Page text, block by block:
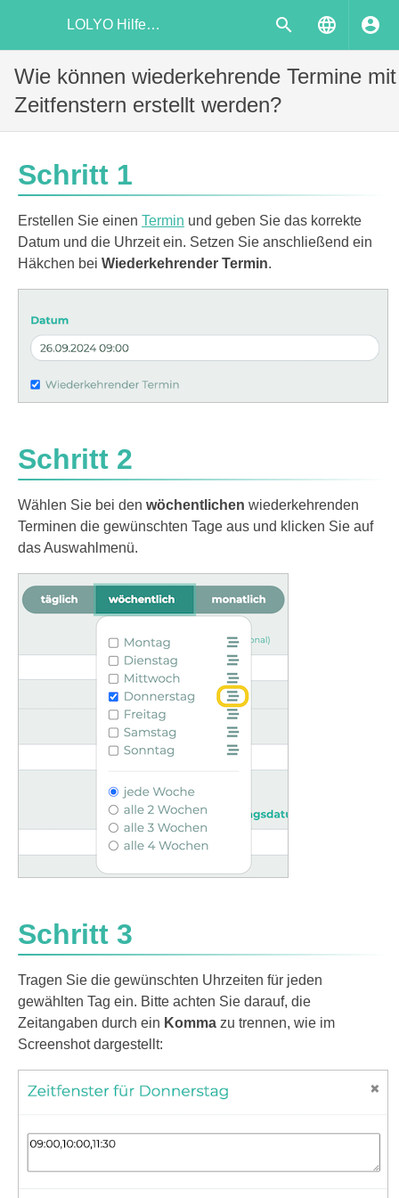
LOLYO Hilfecenter
Wie können wiederkehrende Termine mit
Zeitfenstern erstellt werden?
Schritt 1
Erstellen Sie einen Termin und geben Sie das korrekte
Datum und die Uhrzeit ein. Setzen Sie anschließend ein
Häkchen bei Wiederkehrender Termin.
Schritt 2
Wählen Sie bei den wöchentlichen wiederkehrenden
Terminen die gewünschten Tage aus und klicken Sie auf
das Auswahlmenü.
Schritt 3
Tragen Sie die gewünschten Uhrzeiten für jeden
gewählten Tag ein. Bitte achten Sie darauf, die
Zeitangaben durch ein Komma zu trennen, wie im
Screenshot dargestellt: